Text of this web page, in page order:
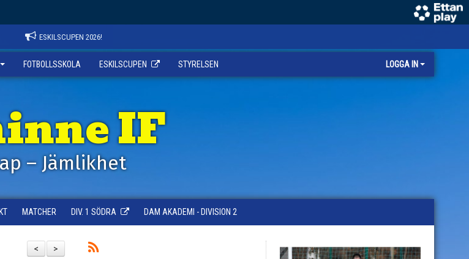
ESKILSCUPEN 2026!
FOTBOLLSSKOLA ESKILSCUPEN STYRELSEN LOGGA IN
IF
– Jämlikhet
MATCHER DIV. 1 SÖDRA DAM AKADEMI - DIVISION 2
>
<